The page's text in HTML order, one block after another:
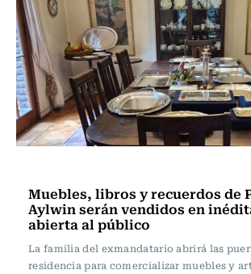
Muebles, libros y recuerdos de
Aylwin serán vendidos en
abierta al público
La familia del exmandatario abrirá las
residencia para comercializar muebles y